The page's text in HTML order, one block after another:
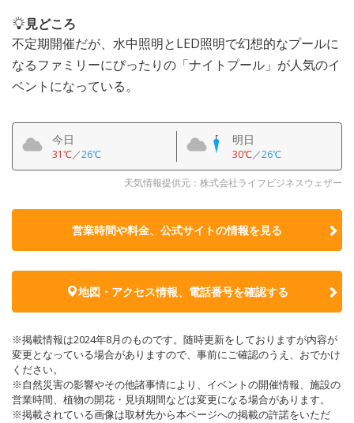
見どころ
不定期開催だが、水中照明とLED照明で幻想的なプールに
なるファミリーにぴったりの「ナイトプール」が人気のイ
ベントになっている。
今日
31℃／26℃
明日
30℃／26℃
天気情報提供元：株式会社ライフビジネスウェザー
営業時間や料金、公式サイトの情報を見る
地図・アクセス情報、電話番号を確認する
※掲載情報は2024年8月のものです。随時更新をしておりますが内容が
変更となっている場合がありますので、事前にご確認のうえ、おでかけ
ください。
※自然災害の影響やその他諸事情により、イベントの開催情報、施設の
営業時間、植物の開花・見頃期間などは変更になる場合があります。
※掲載されている画像は取材先から本ページへの掲載の許諾をいただ